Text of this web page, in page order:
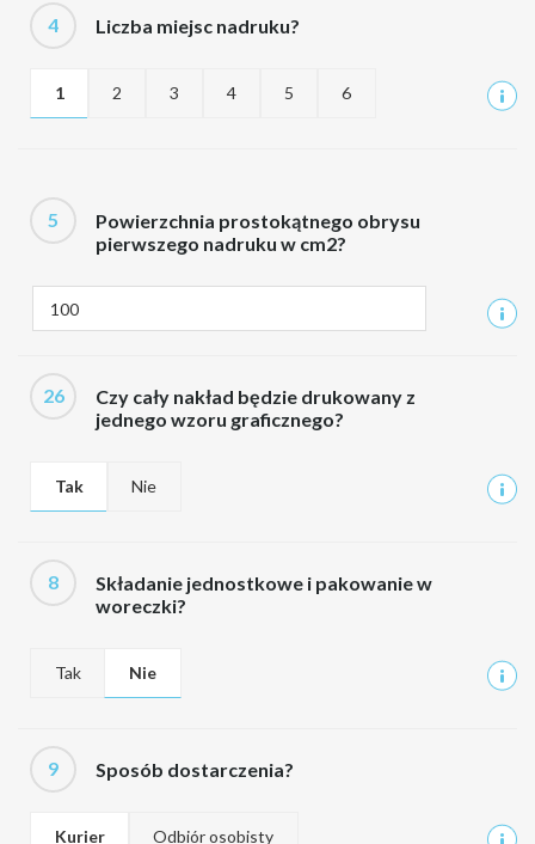
4 Liczba miejsc nadruku?
1 2 3 4 5 6
5
Powierzchnia prostokątnego obrysu
pierwszego nadruku w cm2?
26
Czy cały nakład będzie drukowany z
jednego wzoru graficznego?
Tak Nie
8
Składanie jednostkowe i pakowanie w
woreczki?
Tak Nie
9 Sposób dostarczenia?
Kurier Odbiór osobisty